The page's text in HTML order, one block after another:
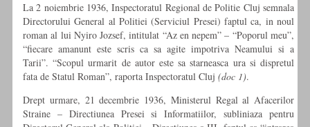
La 2 noiembrie 1936, Inspectoratul Regional de Politie Cluj semnala
Directorului General al Politiei (Serviciul Presei) faptul ca, in noul
roman al lui Nyiro Jozsef, intitulat “Az en nepem” – “Poporul meu”,
“fiecare amanunt este scris ca sa agite impotriva Neamului si a
Tarii”. “Scopul urmarit de autor este sa starneasca ura si dispretul
fata de Statul Roman”, raporta Inspectoratul Cluj (doc 1).
Drept urmare, 21 decembrie 1936, Ministerul Regal al Afacerilor
Straine – Directiunea Presei si Informatiilor, subliniaza pentru